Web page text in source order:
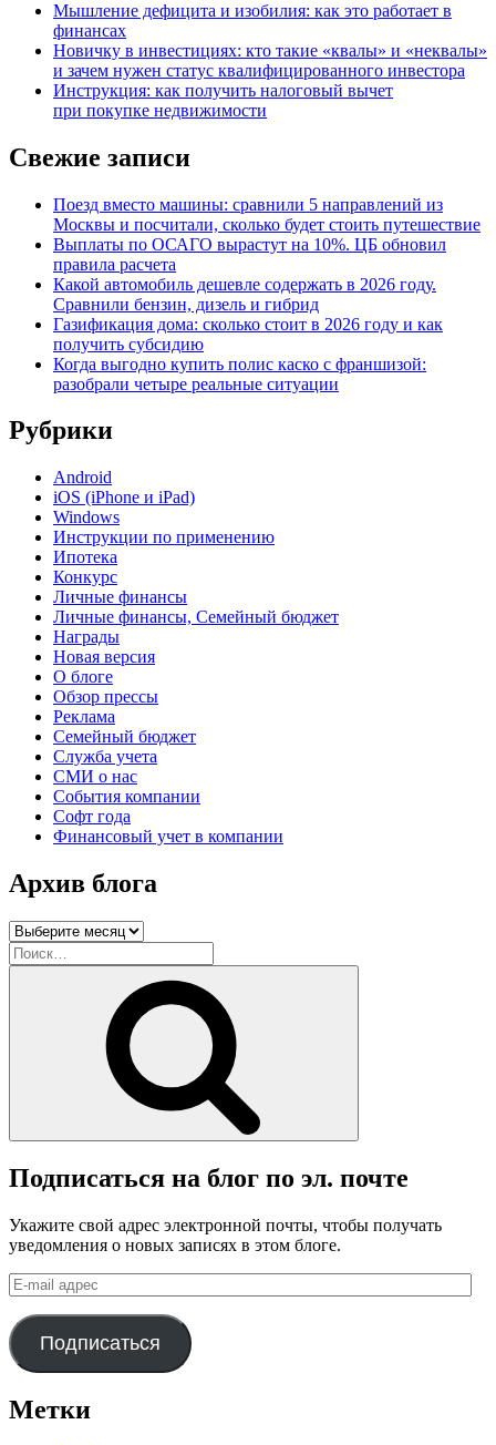
Мышление дефицита и изобилия: как это работает в
финансах
Новичку в инвестициях: кто такие «квалы» и «неквалы»
и зачем нужен статус квалифицированного инвестора
Инструкция: как получить налоговый вычет
при покупке недвижимости
Свежие записи
Поезд вместо машины: сравнили 5 направлений из
Москвы и посчитали, сколько будет стоить путешествие
Выплаты по ОСАГО вырастут на 10%. ЦБ обновил
правила расчета
Какой автомобиль дешевле содержать в 2026 году.
Сравнили бензин, дизель и гибрид
Газификация дома: сколько стоит в 2026 году и как
получить субсидию
Когда выгодно купить полис каско с франшизой:
разобрали четыре реальные ситуации
Рубрики
Android
iOS (iPhone и iPad)
Windows
Инструкции по применению
Ипотека
Конкурс
Личные финансы
Личные финансы, Семейный бюджет
Награды
Новая версия
О блоге
Обзор прессы
Реклама
Семейный бюджет
Служба учета
СМИ о нас
События компании
Софт года
Финансовый учет в компании
Архив блога
Архив
блога
Искать:
Подписаться на блог по эл. почте
Укажите свой адрес электронной почты, чтобы получать
уведомления о новых записях в этом блоге.
E-
mail
адрес
Подписаться
Метки